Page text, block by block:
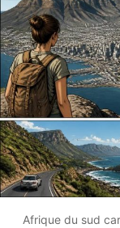
Afrique du sud